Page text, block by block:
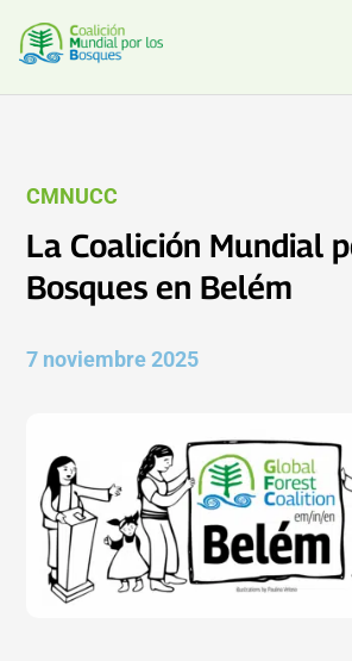
CMNUCC
La Coalición Mundial
Bosques en Belém
7 noviembre 2025